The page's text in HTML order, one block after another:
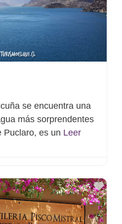
se encuentra una
más sorprendentes
Puclaro, es un Leer